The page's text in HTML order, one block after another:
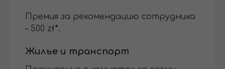
Премия за рекомендацию сотрудника
– 500 zł*.
Жилье и транспорт